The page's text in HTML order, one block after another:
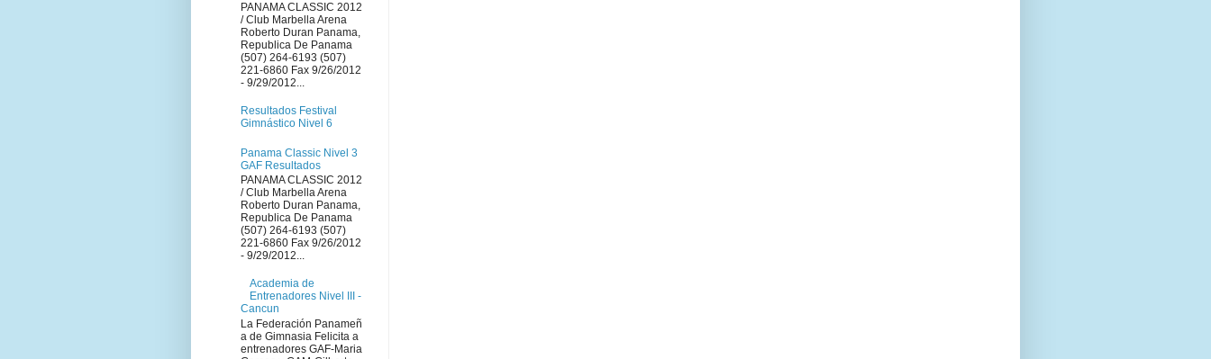
PANAMA CLASSIC 2012
/ Club Marbella Arena
Roberto Duran Panama,
Republica De Panama
(507) 264-6193 (507)
221-6860 Fax 9/26/2012
- 9/29/2012...
Resultados Festival
Gimnástico Nivel 6
Panama Classic Nivel 3
GAF Resultados
PANAMA CLASSIC 2012
/ Club Marbella Arena
Roberto Duran Panama,
Republica De Panama
(507) 264-6193 (507)
221-6860 Fax 9/26/2012
- 9/29/2012...
Academia de
Entrenadores Nivel III -
Cancun
La Federación Panameñ
a de Gimnasia Felicita a
entrenadores GAF-Maria